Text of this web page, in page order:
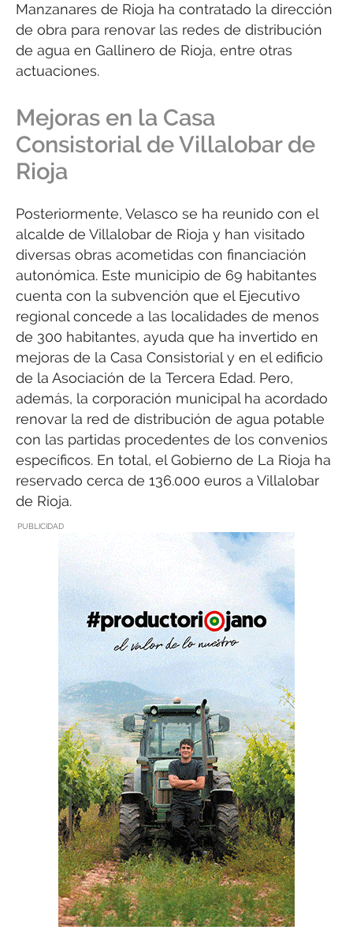
Manzanares de Rioja ha contratado la dirección
de obra para renovar las redes de distribución
de agua en Gallinero de Rioja, entre otras
actuaciones.
Mejoras en la Casa
Consistorial de Villalobar de
Rioja
Posteriormente, Velasco se ha reunido con el
alcalde de Villalobar de Rioja y han visitado
diversas obras acometidas con financiación
autonómica. Este municipio de 69 habitantes
cuenta con la subvención que el Ejecutivo
regional concede a las localidades de menos
de 300 habitantes, ayuda que ha invertido en
mejoras de la Casa Consistorial y en el edificio
de la Asociación de la Tercera Edad. Pero,
además, la corporación municipal ha acordado
renovar la red de distribución de agua potable
con las partidas procedentes de los convenios
específicos. En total, el Gobierno de La Rioja ha
reservado cerca de 136.000 euros a Villalobar
de Rioja.
PUBLICIDAD